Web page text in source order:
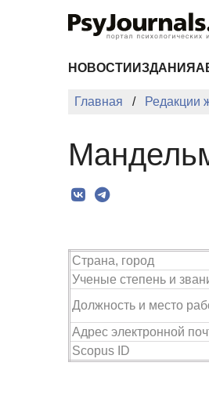
НОВОСТИ ИЗДАНИЯ
Главная Редакции
Страна, город
Ученые степень и
Должность и место
Адрес электронной
Scopus ID